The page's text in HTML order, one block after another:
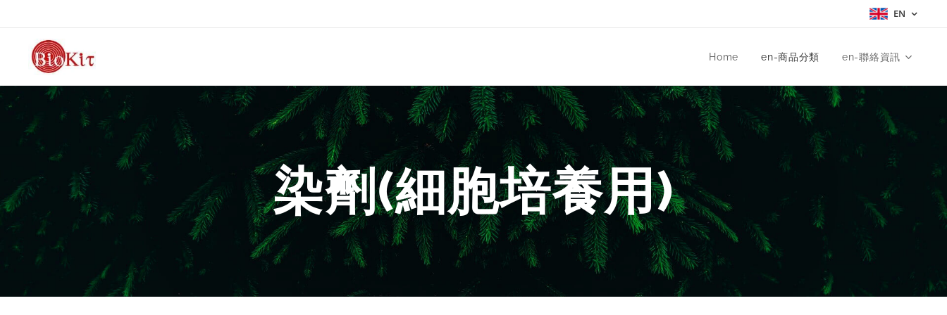
EN
Home en-商品分類 en-聯絡資訊
染劑(細胞培養用)